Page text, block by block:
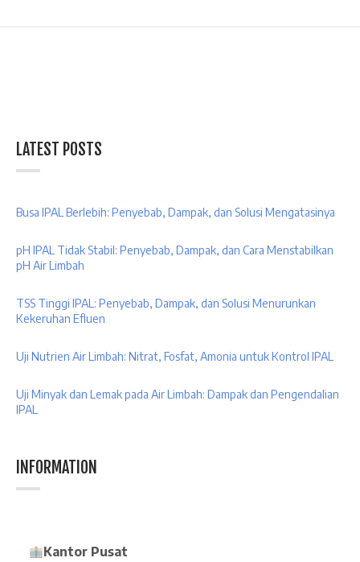
LATEST POSTS
Busa IPAL Berlebih: Penyebab, Dampak, dan Solusi Mengatasinya
pH IPAL Tidak Stabil: Penyebab, Dampak, dan Cara Menstabilkan
pH Air Limbah
TSS Tinggi IPAL: Penyebab, Dampak, dan Solusi Menurunkan
Kekeruhan Efluen
Uji Nutrien Air Limbah: Nitrat, Fosfat, Amonia untuk Kontrol IPAL
Uji Minyak dan Lemak pada Air Limbah: Dampak dan Pengendalian
IPAL
INFORMATION
Kantor Pusat